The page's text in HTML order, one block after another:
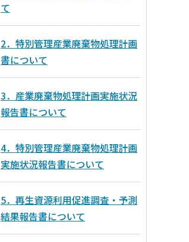
て
2．特別管理産業廃棄物処理計画
書について
3．産業廃棄物処理計画実施状況
報告書について
4．特別管理産業廃棄物処理計画
実施状況報告書について
5．再生資源利用促進調査・予測
結果報告書について